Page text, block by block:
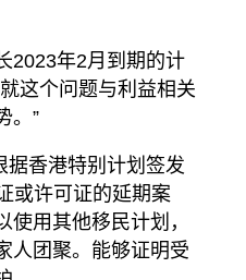
2023年2月到期的计
这个问题与利益相关
。”
据香港特别计划签发
或许可证的延期案
用其他移民计划，
人团聚。能够证明受